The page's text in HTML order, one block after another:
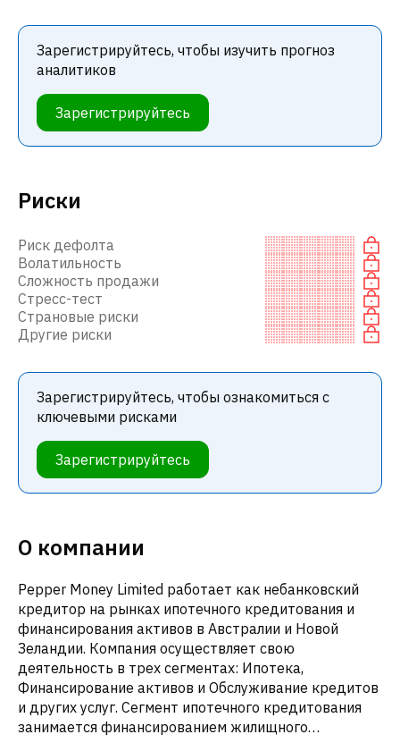
Риски
Риск дефолта
Волатильность
Сложность продажи
Стресс-тест
Страновые риски
Другие риски
Зарегистрируйтесь, чтобы ознакомиться с
ключевыми рисками
Зарегистрируйтесь
О компании
Pepper Money Limited работает как небанковский
кредитор на рынках ипотечного кредитования и
финансирования активов в Австралии и Новой
Зеландии. Компания осуществляет свою
деятельность в трех сегментах: Ипотека,
Финансирование активов и Обслуживание кредитов
и других услуг. Сегмент ипотечного кредитования
занимается финансированием жилищного
Зарегистрируйтесь, чтобы изучить прогноз
аналитиков
Зарегистрируйтесь